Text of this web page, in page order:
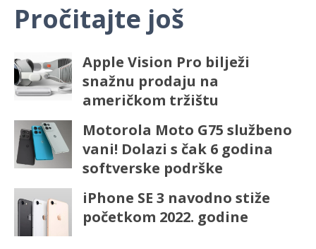
Pročitajte još
Apple Vision Pro bilježi
snažnu prodaju na
američkom tržištu
Motorola Moto G75 službeno
vani! Dolazi s čak 6 godina
softverske podrške
iPhone SE 3 navodno stiže
početkom 2022. godine